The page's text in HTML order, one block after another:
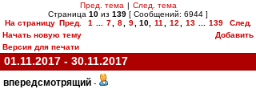
Пред. тема | След. тема
Страница 10 из 139 [ Сообщений: 6944 ]
На страницу Пред. 1 7 8 9 10, 11 12 13 139
След.
Начать новую тему
Добавить
Версия для печати
01.11.2017 - 30.11.2017
впередсмотрящий -